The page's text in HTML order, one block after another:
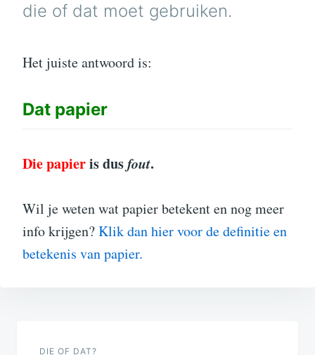
die of dat moet gebruiken.
Het juiste antwoord is:
Dat papier
Die papieris dusfout.
Wil je weten wat papier betekent en nog meer
info krijgen?Klik dan hier voor de definitie en
betekenis van papier.
DIE OF DAT?